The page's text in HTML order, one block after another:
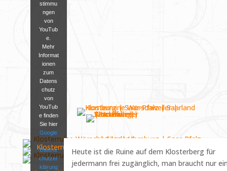
stimmu
ngen
von
YouTub
e.
Mehr
Informat
ionen
zum
Datens
chutz
von
YouTub
e finden
Sie hier
Google
-
Datens
chutzer
klärung
Heute ist die Ruine auf dem Klosterberg für
jedermann frei zugänglich, man braucht nur